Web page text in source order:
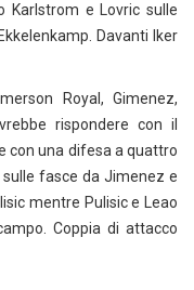
Karlstrom e Lovric sulle
Davanti Iker
Royal, Gimenez,
rispondere con il
con una difesa a quattro
fasce da Jimenez e
mentre Pulisic e Leao
Coppia di attacco